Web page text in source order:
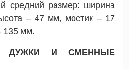
средний размер: ширина
– 47 мм, мостик – 17
135 мм.
ДУЖКИ И СМЕННЫЕ